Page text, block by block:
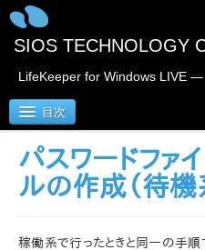
SIOS TECHNOLOGY
LifeKeeper for Windows LIVE —
目次
SIOS Protection Suite/
パスワードファイ
ルの作成（待機
稼働系で行ったときと同一の手順